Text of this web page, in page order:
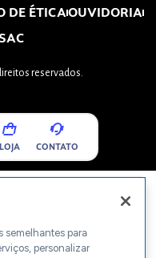
DE ÉTICAOUVIDORIA
reservados.
LOJA CONTATO
semelhantes para
personalizar